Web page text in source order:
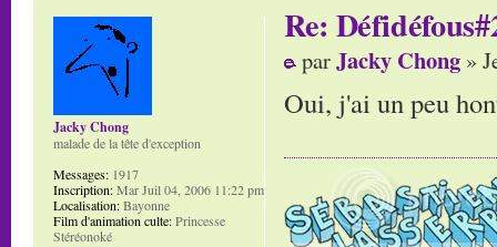
Re:
parJacky Chong »
Oui, j'ai un peu
Jacky Chong
malade de la tête d'exception
Messages: 1917
Inscription:Mar Juil 04, 2006 11:22 pm
Localisation:Bayonne
Film d'animation culte:Princesse
Stéréonoké